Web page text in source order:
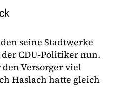
seine Stadtwerke
CDU-Politiker nun.
Versorger viel
Haslach hatte gleich